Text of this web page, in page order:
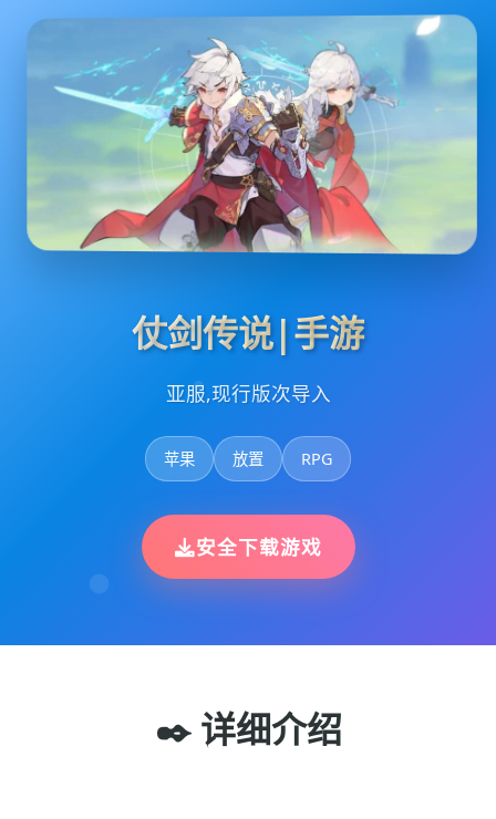
仗剑传说|手游
亚服,现行版次导入
苹果 放置 RPG
安全下载游戏
✒️ 详细介绍